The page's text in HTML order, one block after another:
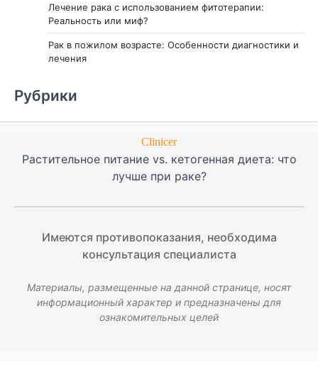
Лечение рака с использованием фитотерапии:
Реальность или миф?
Рак в пожилом возрасте: Особенности диагностики и
лечения
Рубрики
Clinicer
Растительное питание vs. кетогенная диета: что
лучше при раке?
Имеются противопоказания, необходима
консультация специалиста
Материалы, размещенные на данной странице, носят
информационный характер и предназначены для
ознакомительных целей